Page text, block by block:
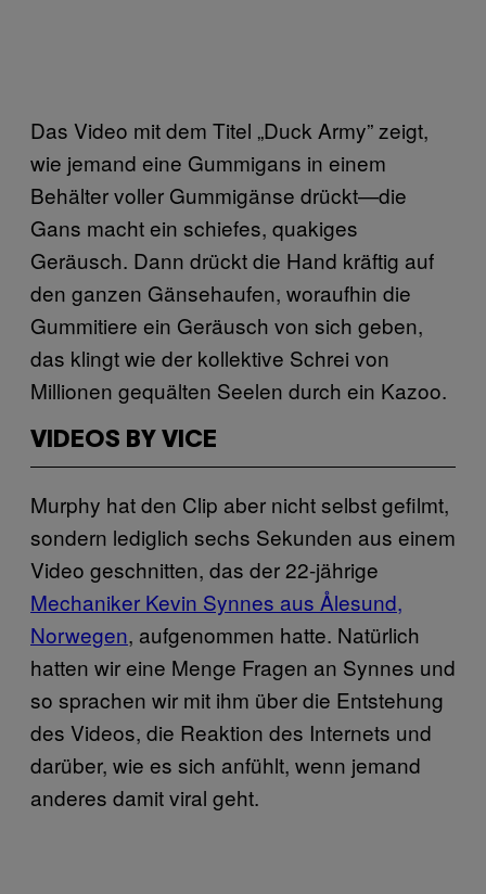
Das Video mit dem Titel „Duck Army” zeigt,
wie jemand eine Gummigans in einem
Behälter voller Gummigänse drückt—die
Gans macht ein schiefes, quakiges
Geräusch. Dann drückt die Hand kräftig auf
den ganzen Gänsehaufen, woraufhin die
Gummitiere ein Geräusch von sich geben,
das klingt wie der kollektive Schrei von
Millionen gequälten Seelen durch ein Kazoo.
VIDEOS BY VICE
Murphy hat den Clip aber nicht selbst gefilmt,
sondern lediglich sechs Sekunden aus einem
Video geschnitten, das der 22-jährige
Mechaniker Kevin Synnes aus Ålesund,
Norwegen, aufgenommen hatte. Natürlich
hatten wir eine Menge Fragen an Synnes und
so sprachen wir mit ihm über die Entstehung
des Videos, die Reaktion des Internets und
darüber, wie es sich anfühlt, wenn jemand
anderes damit viral geht.